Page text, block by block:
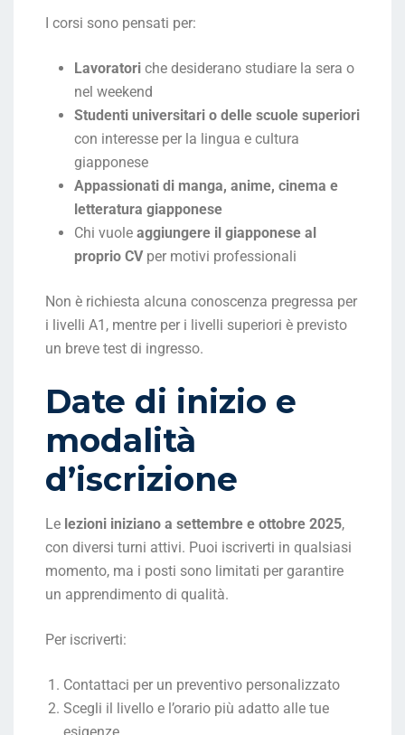
I corsi sono pensati per:
Lavoratori che desiderano studiare la sera o
nel weekend
Studenti universitari o delle scuole superiori
con interesse per la lingua e cultura
giapponese
Appassionati di manga, anime, cinema e
letteratura giapponese
Chi vuole aggiungere il giapponese al
proprio CVper motivi professionali
Non è richiesta alcuna conoscenza pregressa per
i livelli A1, mentre per i livelli superiori è previsto
un breve test di ingresso.
Date di inizio e
modalità
d’iscrizione
Le lezioni iniziano a settembre e ottobre 2025,
con diversi turni attivi. Puoi iscriverti in qualsiasi
momento, ma i posti sono limitati per garantire
un apprendimento di qualità.
Per iscriverti:
Contattaci per un preventivo personalizzato
Scegli il livello e l’orario più adatto alle tue